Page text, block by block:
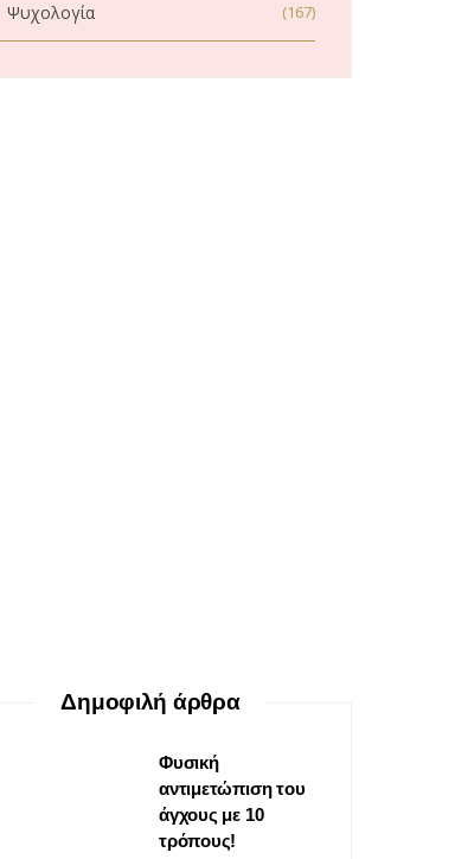
Ψυχολογία (167)
Δημοφιλή άρθρα
Φυσική
αντιμετώπιση του
άγχους με 10
τρόπους!